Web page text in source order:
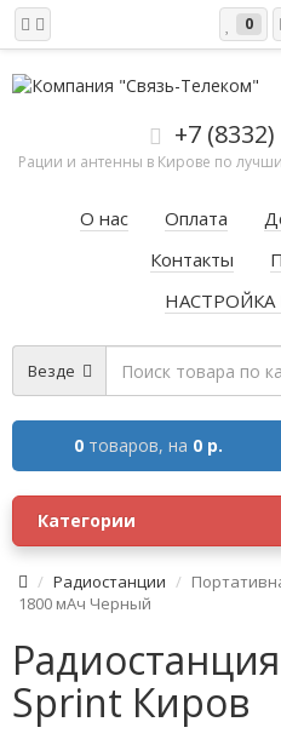
0
+7
Рации и антенны в Кирове по
О нас Оплата
Контакты
Везде
0 товаров, на 0 р.
Категории
Радиостанции
1800 мАч Черный
Sprint Киров